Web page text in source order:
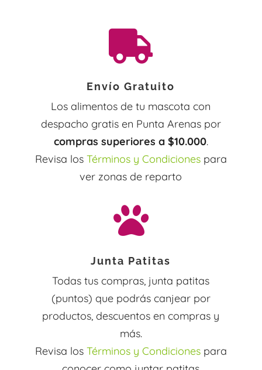

Envío Gratuito
Los alimentos de tu mascota con
despacho gratis en Punta Arenas por
compras superiores a $10.000.
Revisa los Términos y Condicionespara
ver zonas de reparto

Junta Patitas
Todas tus compras, junta patitas
(puntos) que podrás canjear por
productos, descuentos en compras y
más.
Revisa los Términos y Condicionespara